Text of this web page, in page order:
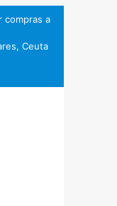
compras a
Ceuta